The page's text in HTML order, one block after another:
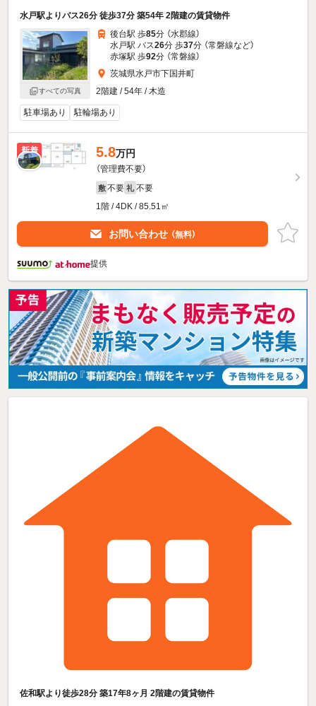
水戸駅よりバス26分 徒歩37分 築54年 2階建の賃貸物件
すべての写真
後台駅 歩85分 （水郡線）
水戸駅 バス26分 歩37分 （常磐線など）
赤塚駅 歩92分 （常磐線）
茨城県水戸市下国井町
2階建 / 54年 / 木造
駐車場あり 駐輪場あり
新着 5.8万円
（管理費不要）
敷 不要 礼 不要
1階 / 4DK / 85.51㎡
お問い合わせ （無料）
提供
佐和駅より徒歩28分 築17年8ヶ月 2階建の賃貸物件